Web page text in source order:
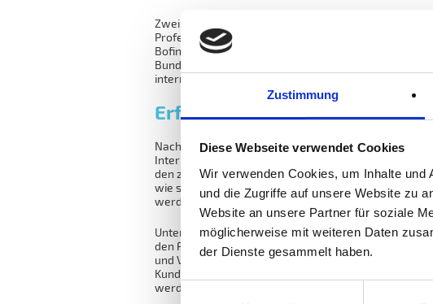
Zustimmung
Diese Webseite verwendet Cookies
Wir verwenden Cookies, um Inhalte
und die Zugriffe auf unsere Website zu
Website an unsere Partner für soziale
möglicherweise mit weiteren Daten
der Dienste gesammelt haben.
Einwilligungsauswahl
Zwei ausgewiesene Experten aus der Wissenschaft
Professor Martin Wenz, in welchem er die
Bofinger einen Überblick über die Auswirkungen
Bundesregierung beleuchtet dabei insbesondere
internationalen Finanzmärkte.
Erfolgsfaktoren für den
Nach der Erfrischungspause beleuchtet ein Top-
International und Verwaltungsratsmitglied der
den zehn grössten Privatbanken der Schweiz und
wie sich der Finanzplatz nach dem Untergang der
werden.
Unter der Leitung von Moderator Reto Lipp
den Finanzplatz Liechtenstein. Prinzessin Gisela
und Verwaltungsratspräsident von Bank Frick,
Kunden ihr Vermögen in Liechtenstein anlegen und
werden können.